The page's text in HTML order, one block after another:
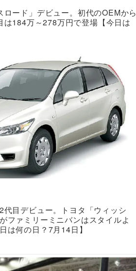
ード」デビュー。初代のOEMから
は184万～278万円で登場【今日は
目デビュー。トヨタ「ウィッシ
ファミリーミニバンはスタイルよ
は何の日？7月14日】